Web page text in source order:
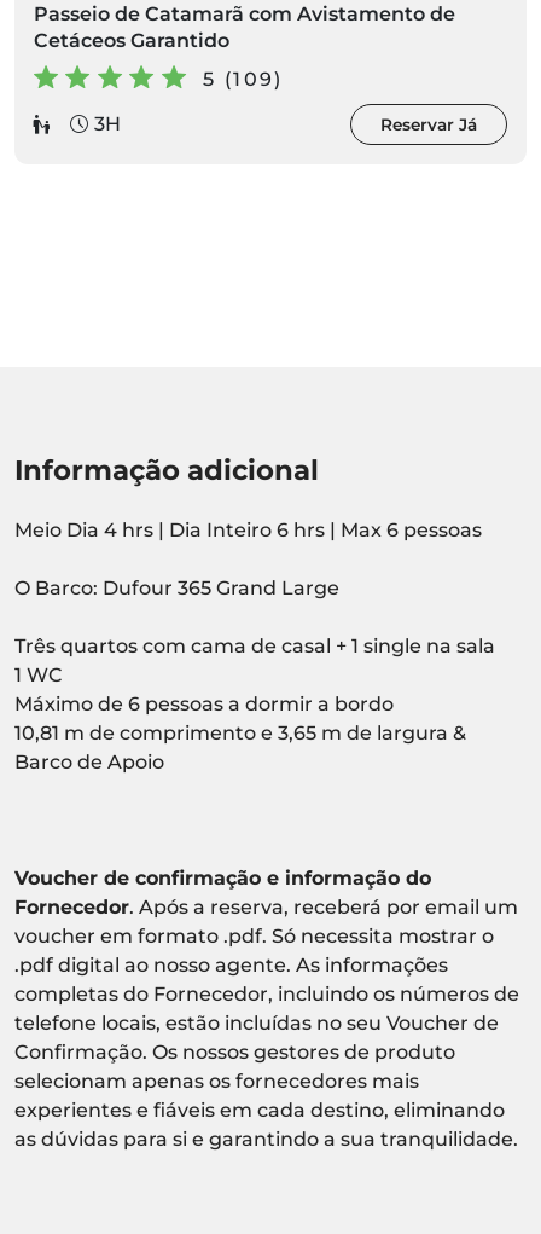
Passeio de Catamarã com Avistamento de
Cetáceos Garantido
5 (109)
3H
Reservar Já
Informação adicional
Meio Dia 4 hrs | Dia Inteiro 6 hrs | Max 6 pessoas
O Barco: Dufour 365 Grand Large
Três quartos com cama de casal + 1 single na sala
1 WC
Máximo de 6 pessoas a dormir a bordo
10,81 m de comprimento e 3,65 m de largura &
Barco de Apoio
Voucher de confirmação e informação do
Fornecedor. Após a reserva, receberá por email um
voucher em formato .pdf. Só necessita mostrar o
.pdf digital ao nosso agente. As informações
completas do Fornecedor, incluindo os números de
telefone locais, estão incluídas no seu Voucher de
Confirmação. Os nossos gestores de produto
selecionam apenas os fornecedores mais
experientes e fiáveis em cada destino, eliminando
as dúvidas para si e garantindo a sua tranquilidade.